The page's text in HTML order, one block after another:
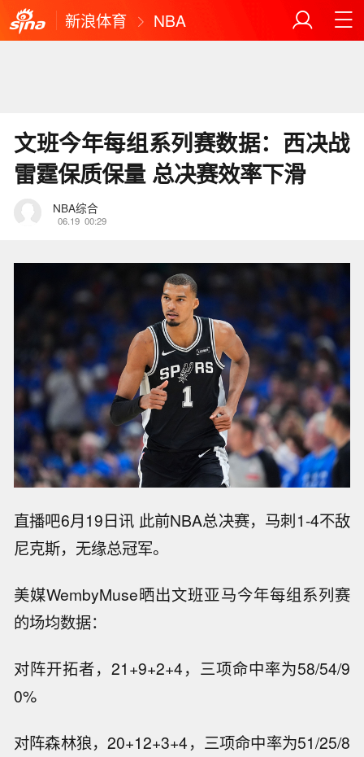
新浪体育 NBA
文班今年每组系列赛数据：西决战
雷霆保质保量 总决赛效率下滑
NBA综合
06.19 00:29
直播吧6月19日讯 此前NBA总决赛，马刺1-4不敌
尼克斯，无缘总冠军。
美媒WembyMuse晒出文班亚马今年每组系列赛
的场均数据：
对阵开拓者，21+9+2+4，三项命中率为58/54/9
0%
对阵森林狼，20+12+3+4，三项命中率为51/25/8